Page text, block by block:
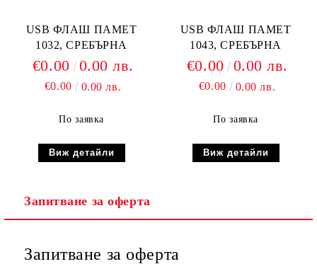
USB ФЛАШ ПАМЕТ
1032, СРЕБЪРНА
€0.00 0.00 лв.
€0.00 0.00 лв.
По заявка
Виж детайли
USB ФЛАШ ПАМЕТ
1043, СРЕБЪРНА
€0.00 0.00 лв.
€0.00 0.00 лв.
По заявка
Виж детайли
Запитване за оферта
Запитване за оферта